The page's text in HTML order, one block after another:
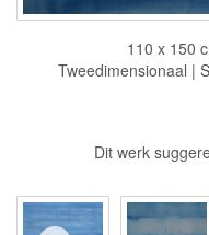
110 x 150
Tweedimensionaal |
Dit werk